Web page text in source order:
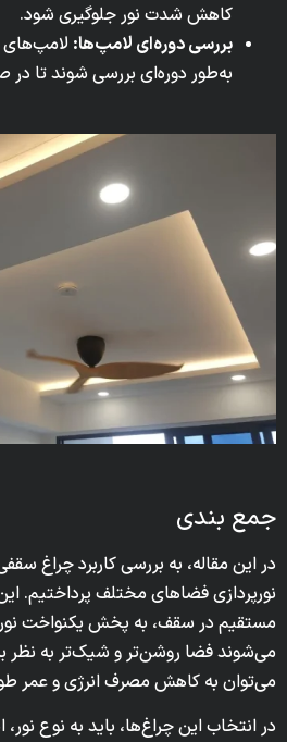
کاهش شدت نور جلوگیری شود.
بررسی دوره‌ای لامپ‌ها:
به‌طور دوره‌ای بررسی شوند تا
جمع بندی
در این مقاله، به بررسی کاربرد چراغ
نورپردازی فضاهای مختلف پرداختیم.
مستقیم در سقف، به پخش یکنواخت
می‌شوند فضا روشن‌تر و شیک‌تر به نظر
می‌توان به کاهش مصرف انرژی و عمر
در انتخاب این چراغ‌ها، باید به نوع